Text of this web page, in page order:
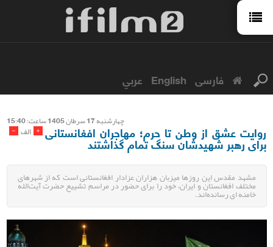
فارسی English عربي
چهارشنبه 17 سرطان 1405 ساعت: 15:40
- الف + روایت عشق از وطن تا حرم؛ مهاجران افغانستانی
برای رهبر شهیدشان سنگ تمام گذاشتند
مشهد مقدس این روزها میزبان هزاران عزادار افغانستانی است که از شهرهای
مختلف افغانستان و ایران، خود را برای حضور در مراسم تشییع حضرت آیت‌الله
خامنه ای رسانده‌اند.